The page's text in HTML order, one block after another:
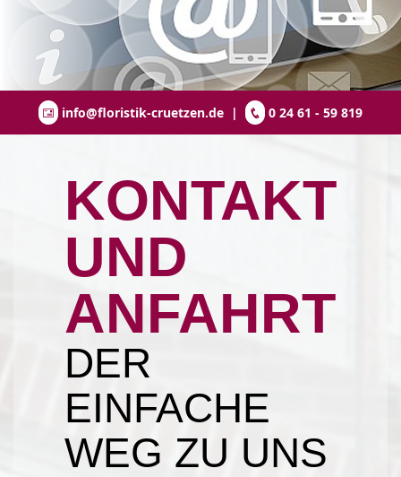
info@floristik-cruetzen.de | 0 24 61 - 59 819
KONTAKT
UND
ANFAHRT
DER
EINFACHE
WEG ZU UNS